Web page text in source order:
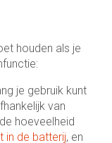
houden als je
je gebruik kunt
van
hoeveelheid
in de batterij, en